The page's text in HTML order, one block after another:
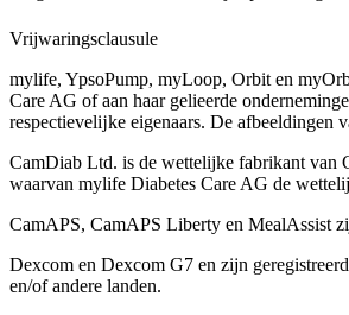
Vrijwaringsclausule
mylife, YpsoPump, myLoop, Orbit en
Care AG of aan haar gelieerde
respectievelĳke eigenaars. De afbeeldingen
CamDiab Ltd. is de wettelijke fabrikant van
waarvan mylife Diabetes Care AG de
CamAPS, CamAPS Liberty en MealAssist
Dexcom en Dexcom G7 en zijn
en/of andere landen.